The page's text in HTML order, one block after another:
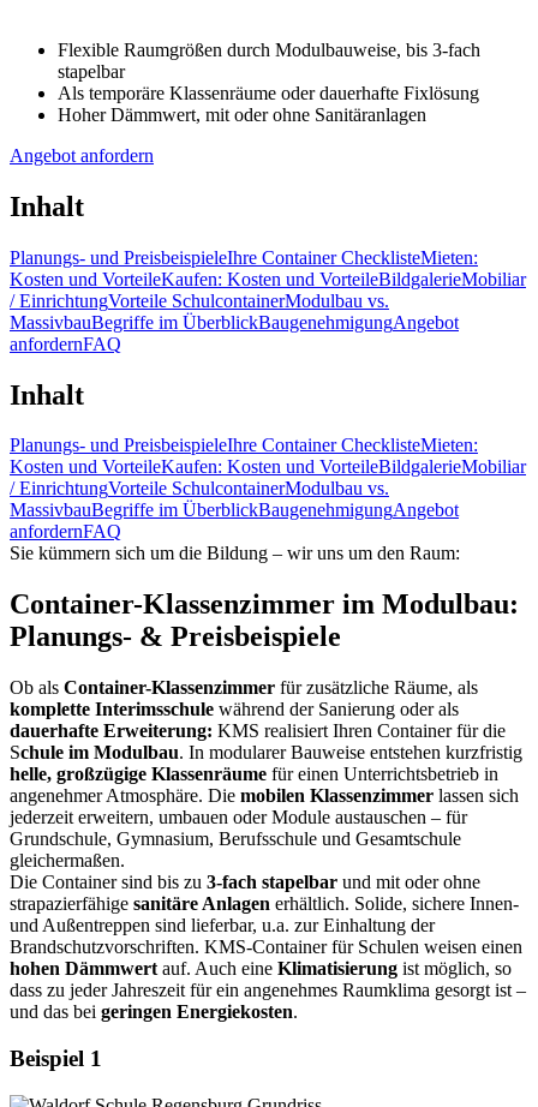
Flexible Raumgrößen durch Modulbauweise, bis 3-fach
stapelbar
Als temporäre Klassenräume oder dauerhafte Fixlösung
Hoher Dämmwert, mit oder ohne Sanitäranlagen
Angebot anfordern
Inhalt
Planungs- und PreisbeispieleIhre Container ChecklisteMieten:
Kosten und VorteileKaufen: Kosten und VorteileBildgalerieMobiliar
/ EinrichtungVorteile SchulcontainerModulbau vs.
MassivbauBegriffe im ÜberblickBaugenehmigungAngebot
anfordernFAQ
Inhalt
Planungs- und PreisbeispieleIhre Container ChecklisteMieten:
Kosten und VorteileKaufen: Kosten und VorteileBildgalerieMobiliar
/ EinrichtungVorteile SchulcontainerModulbau vs.
MassivbauBegriffe im ÜberblickBaugenehmigungAngebot
anfordernFAQ
Sie kümmern sich um die Bildung – wir uns um den Raum:
Container-Klassenzimmer im Modulbau:
Planungs- & Preisbeispiele
Ob als Container-Klassenzimmer für zusätzliche Räume, als
komplette Interimsschule während der Sanierung oder als
dauerhafte Erweiterung: KMS realisiert Ihren Container für die
Schule im Modulbau. In modularer Bauweise entstehen kurzfristig
helle, großzügige Klassenräume für einen Unterrichtsbetrieb in
angenehmer Atmosphäre. Die mobilen Klassenzimmer lassen sich
jederzeit erweitern, umbauen oder Module austauschen – für
Grundschule, Gymnasium, Berufsschule und Gesamtschule
gleichermaßen.
Die Container sind bis zu 3-fach stapelbar und mit oder ohne
strapazierfähige sanitäre Anlagen erhältlich. Solide, sichere Innen-
und Außentreppen sind lieferbar, u.a. zur Einhaltung der
Brandschutzvorschriften. KMS-Container für Schulen weisen einen
hohen Dämmwert auf. Auch eine Klimatisierung ist möglich, so
dass zu jeder Jahreszeit für ein angenehmes Raumklima gesorgt ist –
und das bei geringen Energiekosten.
Beispiel 1